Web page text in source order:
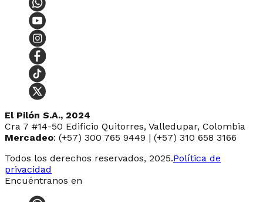
El Pilón S.A., 2024
Cra 7 #14-50 Edificio Quitorres, Valledupar, Colombia
Mercadeo: (+57) 300 765 9449 | (+57) 310 658 3166
Todos los derechos reservados, 2025.Política de
privacidad
Encuéntranos en